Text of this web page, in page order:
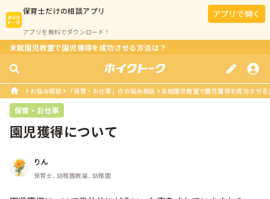
保育士だけの相談アプリ
アプリを無料でダウンロード！
アプリで開く
未就園児教室で園児獲得を成功させる方法は？
お悩み相談 「保育・お仕事」のお悩み相談 未就園児教室で園児獲得を成功させる
保育・お仕事
園児獲得について
りん
保育士, 幼稚園教諭, 幼稚園